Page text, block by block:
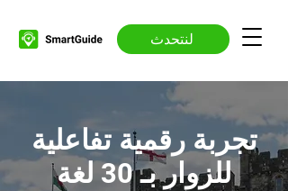
لنتحدث
تجربة رقمية تفاعلية
للزوار بـ 30 لغة